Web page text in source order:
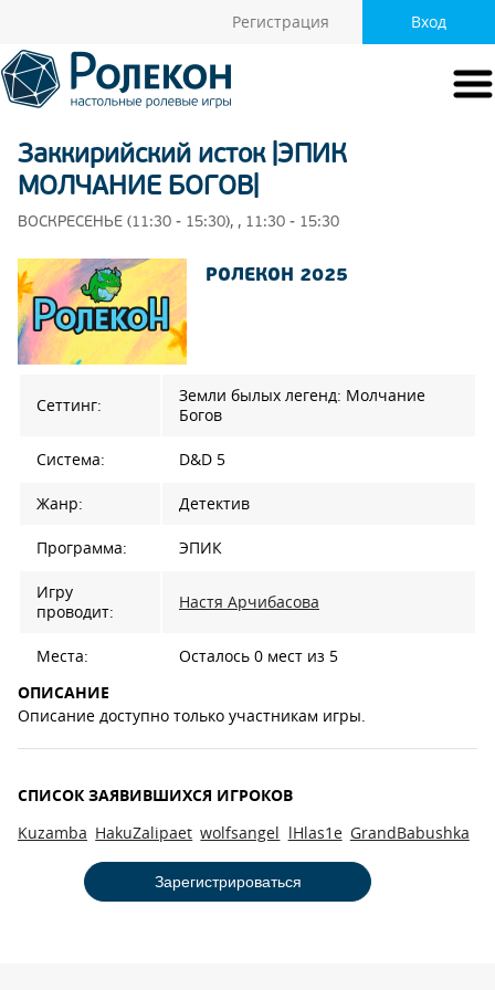
Вход
Регистрация
Заккирийский исток |ЭПИК
МОЛЧАНИЕ БОГОВ|
ВОСКРЕСЕНЬЕ (11:30 - 15:30), , 11:30 - 15:30
РОЛЕКОН 2025
Сеттинг:
Земли былых легенд: Молчание
Богов
Система: D&D 5
Жанр: Детектив
Программа: ЭПИК
Игру
проводит:
Настя Арчибасова
Места: Осталось 0 мест из 5
ОПИСАНИЕ
Описание доступно только участникам игры.
СПИСОК ЗАЯВИВШИХСЯ ИГРОКОВ
Kuzamba HakuZalipaet wolfsangel lHlas1e GrandBabushka
Зарегистрироваться